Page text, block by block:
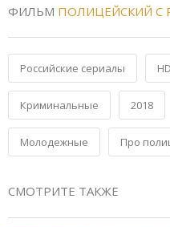
ФИЛЬМ ПОЛИЦЕЙСКИЙ С
Российские сериалы HD
Криминальные 2018
Молодежные Про
СМОТРИТЕ ТАКЖЕ